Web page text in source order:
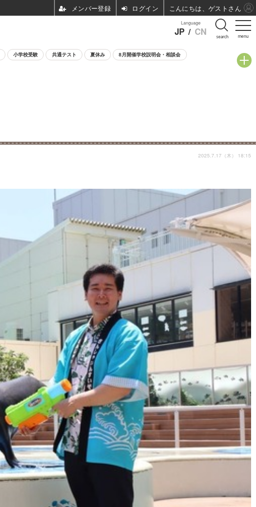
menu
Language
JP / CN search
小学校受験 共通テスト 夏休み 8月開催学校説明会・相談会
2025.7.17（木） 18:15
ログイン こんにちは、ゲストさん